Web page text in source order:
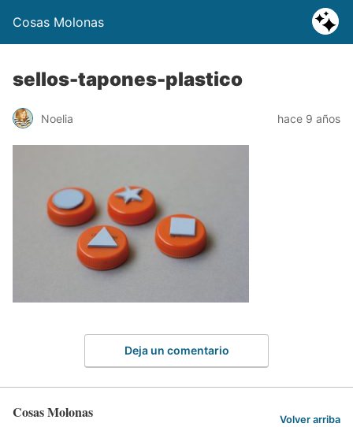
Cosas Molonas
sellos-tapones-plastico
Noelia hace 9 años
Deja un comentario
Cosas Molonas Volver arriba